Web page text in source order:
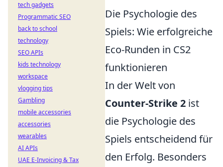
Die Psychologie des
Spiels: Wie erfolgreiche
Eco-Runden in CS2
funktionieren
In der Welt von
Counter-Strike 2 ist
die Psychologie des
Spiels entscheidend für
den Erfolg. Besonders
tech gadgets
Programmatic SEO
back to school
technology
SEO APIs
kids technology
workspace
vlogging tips
Gambling
mobile accessories
accessories
wearables
AI APIs
UAE E-Invoicing & Tax